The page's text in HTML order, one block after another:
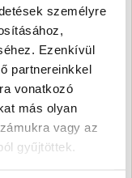
személyre
Ezenkívül
partnereinkkel
vonatkozó
más olyan
vagy az
gyűjtöttek.
PVCC400
10
10
Védő ruha felszerelés
piros
8 db